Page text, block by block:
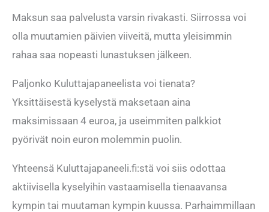
Maksun saa palvelusta varsin rivakasti. Siirrossa voi
olla muutamien päivien viiveitä, mutta yleisimmin
rahaa saa nopeasti lunastuksen jälkeen.
Paljonko Kuluttajapaneelista voi tienata?
Yksittäisestä kyselystä maksetaan aina
maksimissaan 4 euroa, ja useimmiten palkkiot
pyörivät noin euron molemmin puolin.
Yhteensä Kuluttajapaneeli.fi:stä voi siis odottaa
aktiivisella kyselyihin vastaamisella tienaavansa
kympin tai muutaman kympin kuussa. Parhaimmillaan